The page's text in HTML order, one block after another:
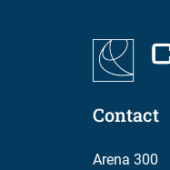
In overleg.
In overleg.
Contact
Arena 300